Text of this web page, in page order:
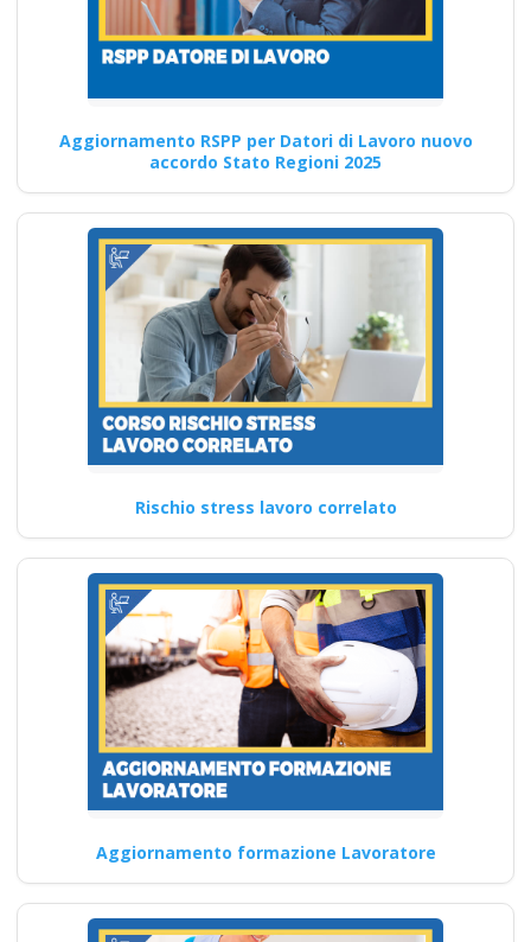
preposto datore
lavoratori ddl dlspp
Corso Formatore per la
Sicurezza sul Lavoro: Teoria
Continua
Corso Sicurezza
Domiciliare:
Sicurezza e
Normative per
Lavoro a Domicilio
corso formatore rspp
datore lavoratori
rischio basso medio
alto
Corso avanzato per
professionisti del settore
edile: cosa imparerai Quali
sono i…
Aggiornamento RSPP per Datori di Lavoro nuovo
accordo Stato Regioni 2025
Rischio stress lavoro correlato
Aggiornamento formazione Lavoratore